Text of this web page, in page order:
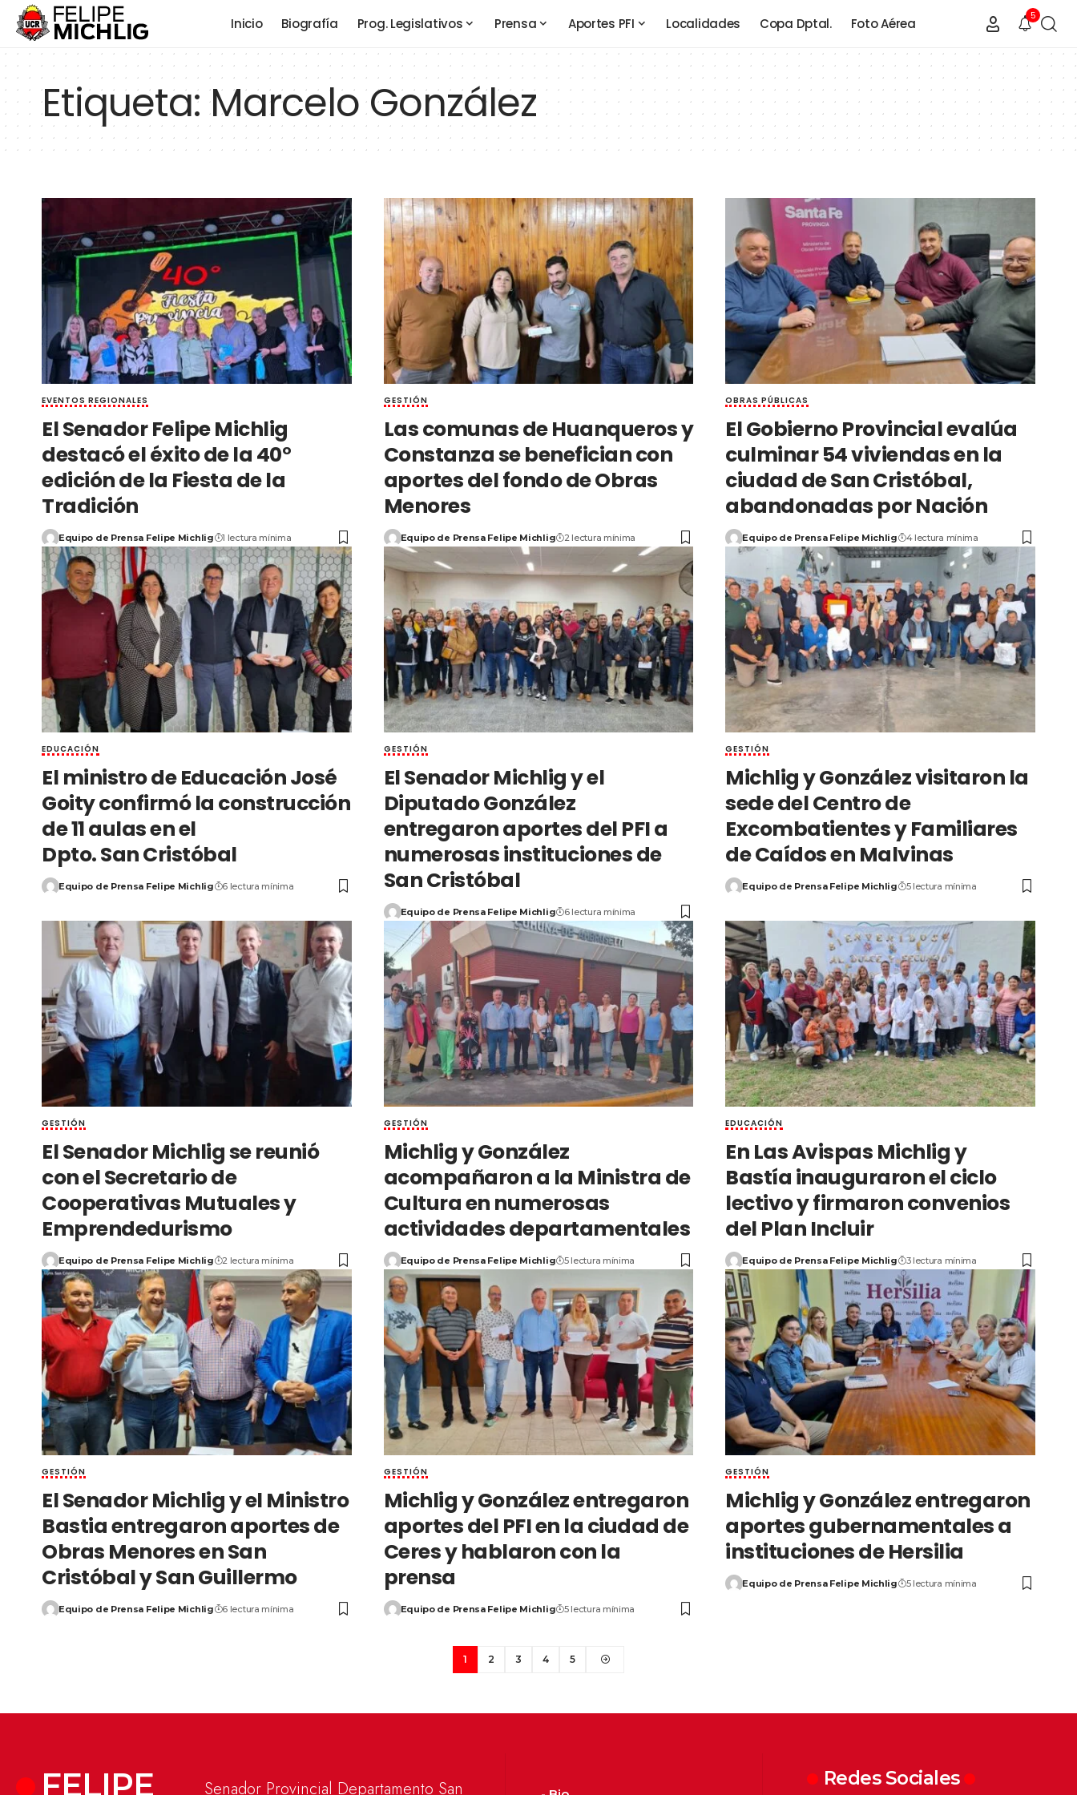
Inicio Biografía Prog. Legislativos Prensa Aportes PFI Localidades Copa Dptal. Foto Aérea
5
Etiqueta:Marcelo González
EVENTOS REGIONALES
El Senador Felipe Michlig
destacó el éxito de la 40°
edición de la Fiesta de la
Tradición
Equipo de Prensa Felipe Michlig 1 lectura mínima
GESTIÓN
Las comunas de Huanqueros y
Constanza se benefician con
aportes del fondo de Obras
Menores
Equipo de Prensa Felipe Michlig 2 lectura mínima
OBRAS PÚBLICAS
El Gobierno Provincial evalúa
culminar 54 viviendas en la
ciudad de San Cristóbal,
abandonadas por Nación
Equipo de Prensa Felipe Michlig 4 lectura mínima
EDUCACIÓN
El ministro de Educación José
Goity confirmó la construcción
de 11 aulas en el
Dpto. San Cristóbal
Equipo de Prensa Felipe Michlig 6 lectura mínima
GESTIÓN
El Senador Michlig y el
Diputado González
entregaron aportes del PFI a
numerosas instituciones de
San Cristóbal
Equipo de Prensa Felipe Michlig 6 lectura mínima
GESTIÓN
Michlig y González visitaron la
sede del Centro de
Excombatientes y Familiares
de Caídos en Malvinas
Equipo de Prensa Felipe Michlig 5 lectura mínima
GESTIÓN
El Senador Michlig se reunió
con el Secretario de
Cooperativas Mutuales y
Emprendedurismo
Equipo de Prensa Felipe Michlig 2 lectura mínima
GESTIÓN
Michlig y González
acompañaron a la Ministra de
Cultura en numerosas
actividades departamentales
Equipo de Prensa Felipe Michlig 5 lectura mínima
EDUCACIÓN
En Las Avispas Michlig y
Bastía inauguraron el ciclo
lectivo y firmaron convenios
del Plan Incluir
Equipo de Prensa Felipe Michlig 3 lectura mínima
GESTIÓN
El Senador Michlig y el Ministro
Bastia entregaron aportes de
Obras Menores en San
Cristóbal y San Guillermo
Equipo de Prensa Felipe Michlig 6 lectura mínima
GESTIÓN
Michlig y González entregaron
aportes del PFI en la ciudad de
Ceres y hablaron con la
prensa
Equipo de Prensa Felipe Michlig 5 lectura mínima
GESTIÓN
Michlig y González entregaron
aportes gubernamentales a
instituciones de Hersilia
Equipo de Prensa Felipe Michlig 5 lectura mínima
1 2 3 4 5
FELIPE Senador Provincial Departamento San Redes Sociales